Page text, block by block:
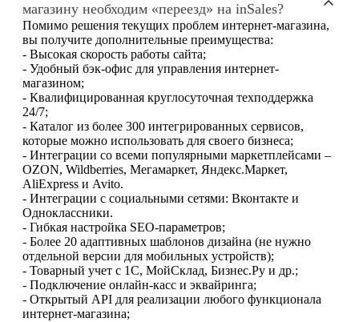
магазину необходим «переезд» на inSales?
Помимо решения текущих проблем интернет-магазина,
вы получите дополнительные преимущества:
- Высокая скорость работы сайта;
- Удобный бэк-офис для управления интернет-
магазином;
- Квалифицированная круглосуточная техподдержка
24/7;
- Каталог из более 300 интегрированных сервисов,
которые можно использовать для своего бизнеса;
- Интеграции со всеми популярными маркетплейсами –
OZON, Wildberries, Мегамаркет, Яндекс.Маркет,
AliExpress и Avito.
- Интеграции с социальными сетями: Вконтакте и
Одноклассники.
- Гибкая настройка SEO-параметров;
- Более 20 адаптивных шаблонов дизайна (не нужно
отдельной версии для мобильных устройств);
- Товарный учет с 1С, МойСклад, Бизнес.Ру и др.;
- Подключение онлайн-касс и эквайринга;
- Открытый API для реализации любого функционала
интернет-магазина;